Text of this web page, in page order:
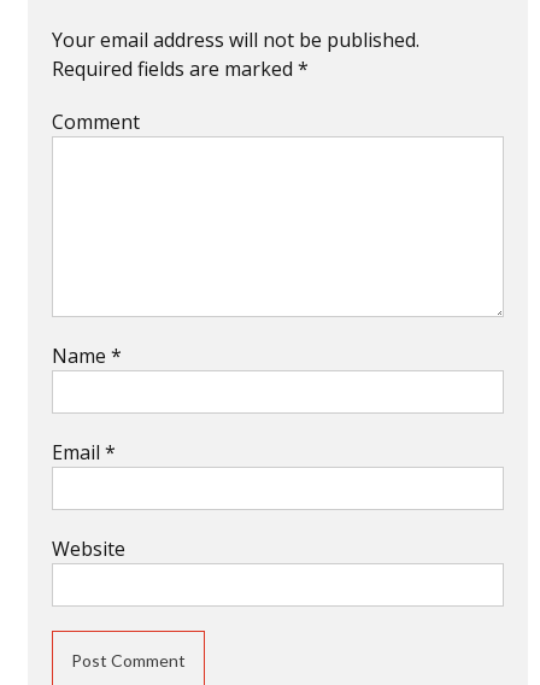
Your email address will not be published.
Required fields are marked *
Comment
Name *
Email *
Website